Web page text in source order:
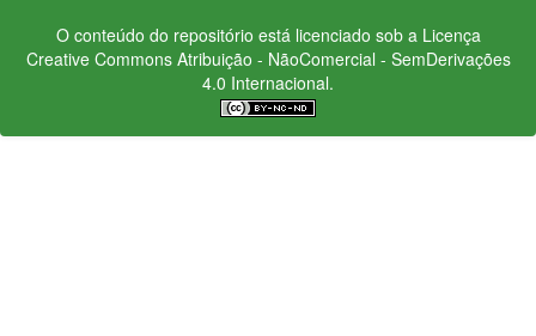
O conteúdo do repositório está licenciado sob a Licença
Creative CommonsAtribuição - NãoComercial - SemDerivações
4.0 Internacional.